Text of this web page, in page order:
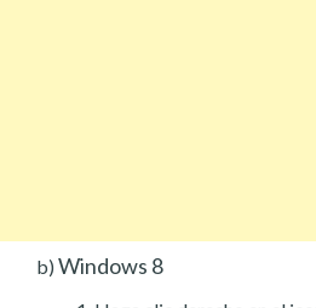
b) Windows 8